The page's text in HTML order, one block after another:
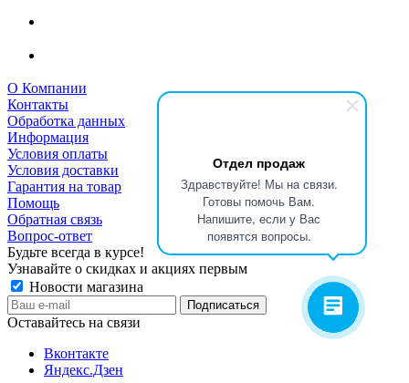
Отдел продаж
Здравствуйте! Мы на связи.
Готовы помочь Вам.
Напишите, если у Вас
появятся вопросы.
О Компании
Контакты
Обработка данных
Информация
Условия оплаты
Условия доставки
Гарантия на товар
Помощь
Обратная связь
Вопрос-ответ
Будьте всегда в курсе!
Узнавайте о скидках и акциях первым
Новости магазина
Оставайтесь на связи
Вконтакте
Яндекс.Дзен